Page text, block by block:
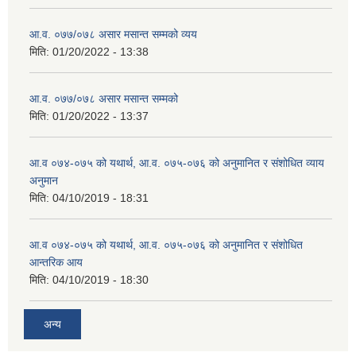
आ.व. ०७७/०७८ असार मसान्त सम्मको व्यय
मिति: 01/20/2022 - 13:38
आ.व. ०७७/०७८ असार मसान्त सम्मको
मिति: 01/20/2022 - 13:37
आ.व ०७४-०७५ को यथार्थ, आ.व. ०७५-०७६ को अनुमानित र संशोधित व्याय
अनुमान
मिति: 04/10/2019 - 18:31
आ.व ०७४-०७५ को यथार्थ, आ.व. ०७५-०७६ को अनुमानित र संशोधित
आन्तरिक आय
मिति: 04/10/2019 - 18:30
अन्य